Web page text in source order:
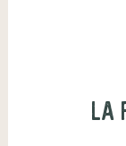
La